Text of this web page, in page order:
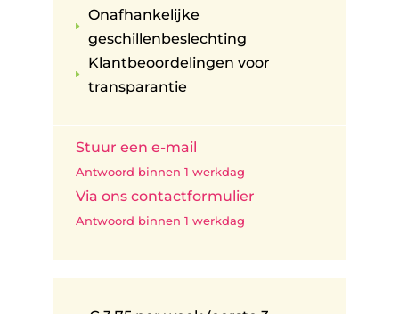
E
Onafhankelijke
geschillenbeslechting
E
Klantbeoordelingen voor
transparantie
Stuur een e-mail
Antwoord binnen 1 werkdag
Via ons contactformulier
Antwoord binnen 1 werkdag